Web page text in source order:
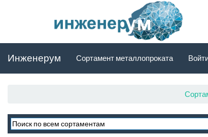
Инженерум Сортамент металлопроката